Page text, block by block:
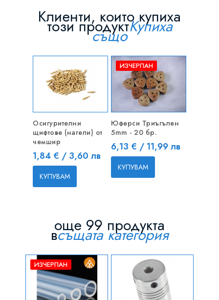
Клиенти, които купиха
този продуктКупиха
също
Осигурителни
щифтове (нагели) от
чемшир
Цена
1,84 € / 3,60 лв
КУПУВАМ
ИЗЧЕРПАН
Юферси Триъгълен
5mm - 20 бр.
Цена
6,13 € / 11,99 лв
КУПУВАМ
още 99 продукта
всъщата категория
ИЗЧЕРПАН